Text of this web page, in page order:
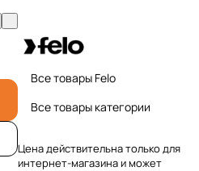
Все товары Felo
Все товары категории
Цена действительна только для
интернет-магазина и может